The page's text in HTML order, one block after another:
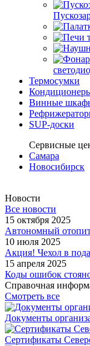
Термосумки
Винные
SUP-доски
Сервисные
Самара
Новосибирск
Новости
Все новости
15 октября 2025
Автономный
10 июля 2025
Акция! Чехол в
15 апреля 2025
Коды ошибок
Справочная
Смотреть все
Документы
Сертификаты